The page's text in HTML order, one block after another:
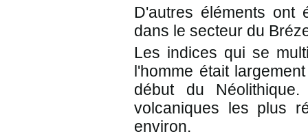
D'autres éléments ont
dans le secteur du
Les indices qui se
l'homme était
début du
volcaniques les plus
environ.